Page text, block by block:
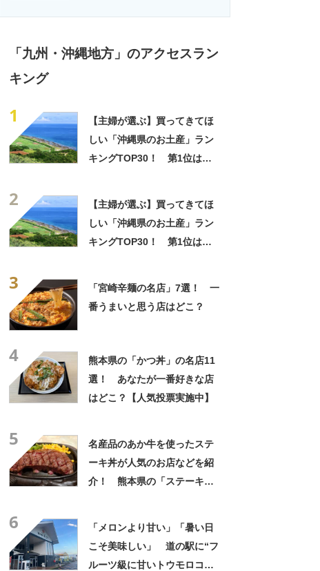
「九州・沖縄地方」のアクセスラン
キング
1
【主婦が選ぶ】買ってきてほ
しい「沖縄県のお土産」ラン
キングTOP30！ 第1位は
2
【主婦が選ぶ】買ってきてほ
しい「沖縄県のお土産」ラン
キングTOP30！ 第1位は
3
「宮崎辛麺の名店」7選！ 一
番うまいと思う店はどこ？
4
熊本県の「かつ丼」の名店11
選！ あなたが一番好きな店
はどこ？【人気投票実施中】
5
名産品のあか牛を使ったステ
ーキ丼が人気のお店などを紹
介！ 熊本県の「ステーキ」
6
「メロンより甘い」「暑い日
こそ美味しい」 道の駅に“フ
ルーツ級に甘いトウモロコ